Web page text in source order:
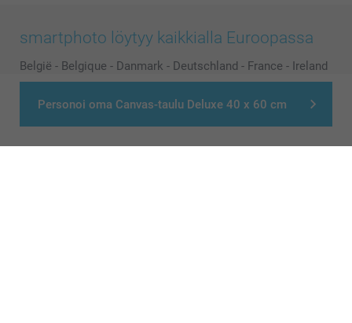
Personoi oma Canvas-taulu Deluxe 40 x 60 cm
smartphoto löytyy kaikkialla Euroopassa
België - Belgique - Danmark - Deutschland - France - Ireland
- Nederland - Norge - Österreich - Schweiz - Suisse -
Switzerland - Suomi - Sverige - United Kingdom
Other Countries